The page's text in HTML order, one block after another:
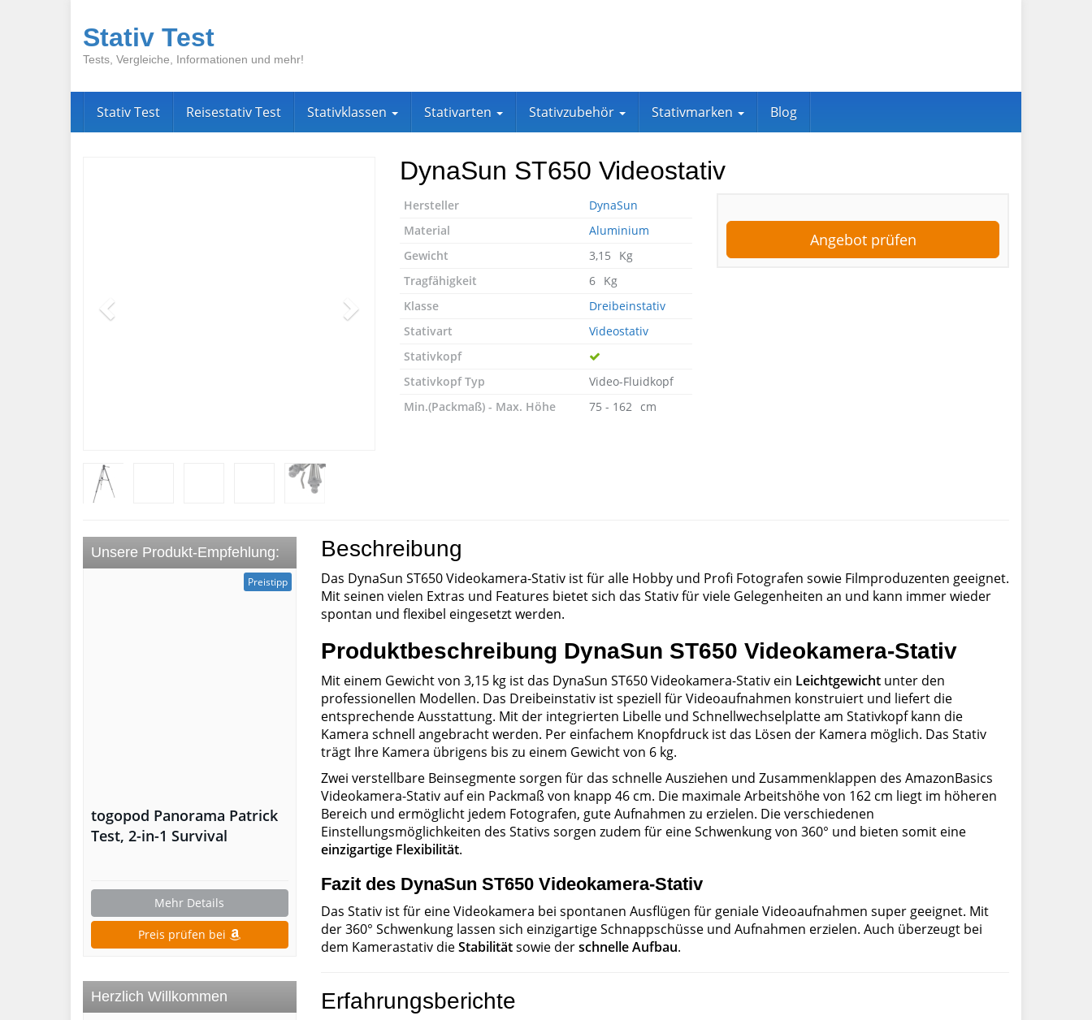
Stativ Test
Tests, Vergleiche, Informationen und mehr!
Stativ Test Reisestativ Test Stativklassen Stativarten Stativzubehör Stativmarken Blog
DynaSun ST650 Videostativ
Angebot prüfen
Hersteller
DynaSun
Material
Aluminium
Gewicht
3,15⠀Kg
Tragfähigkeit
6⠀Kg
Klasse
Dreibeinstativ
Stativart
Videostativ
Stativkopf
Stativkopf Typ
Video-Fluidkopf
Min.(Packmaß) - Max. Höhe
75 - 162⠀cm
Beschreibung
Das DynaSun ST650 Videokamera-Stativ ist für alle Hobby und Profi Fotografen sowie Filmproduzenten geeignet.
Mit seinen vielen Extras und Features bietet sich das Stativ für viele Gelegenheiten an und kann immer wieder
spontan und flexibel eingesetzt werden.
Produktbeschreibung DynaSun ST650 Videokamera-Stativ
Mit einem Gewicht von 3,15 kg ist das DynaSun ST650 Videokamera-Stativ ein Leichtgewichtunter den
professionellen Modellen. Das Dreibeinstativ ist speziell für Videoaufnahmen konstruiert und liefert die
entsprechende Ausstattung. Mit der integrierten Libelle und Schnellwechselplatte am Stativkopf kann die
Kamera schnell angebracht werden. Per einfachem Knopfdruck ist das Lösen der Kamera möglich. Das Stativ
trägt Ihre Kamera übrigens bis zu einem Gewicht von 6 kg.
Zwei verstellbare Beinsegmente sorgen für das schnelle Ausziehen und Zusammenklappen des AmazonBasics
Videokamera-Stativ auf ein Packmaß von knapp 46 cm. Die maximale Arbeitshöhe von 162 cm liegt im höheren
Bereich und ermöglicht jedem Fotografen, gute Aufnahmen zu erzielen. Die verschiedenen
Einstellungsmöglichkeiten des Stativs sorgen zudem für eine Schwenkung von 360° und bieten somit eine
einzigartige Flexibilität.
Fazit des DynaSun ST650 Videokamera-Stativ
Das Stativ ist für eine Videokamera bei spontanen Ausflügen für geniale Videoaufnahmen super geeignet. Mit
der 360° Schwenkung lassen sich einzigartige Schnappschüsse und Aufnahmen erzielen. Auch überzeugt bei
dem Kamerastativ dieStabilitätsowie derschnelle Aufbau.
Erfahrungsberichte
Unsere Produkt-Empfehlung:
Preistipp
togopod Panorama Patrick
Test, 2-in-1 Survival
Mehr Details
Preis prüfen bei
Herzlich Willkommen